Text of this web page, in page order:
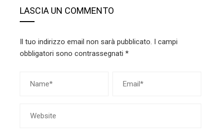
LASCIA UN COMMENTO
Il tuo indirizzo email non sarà pubblicato. I campi
obbligatori sono contrassegnati *